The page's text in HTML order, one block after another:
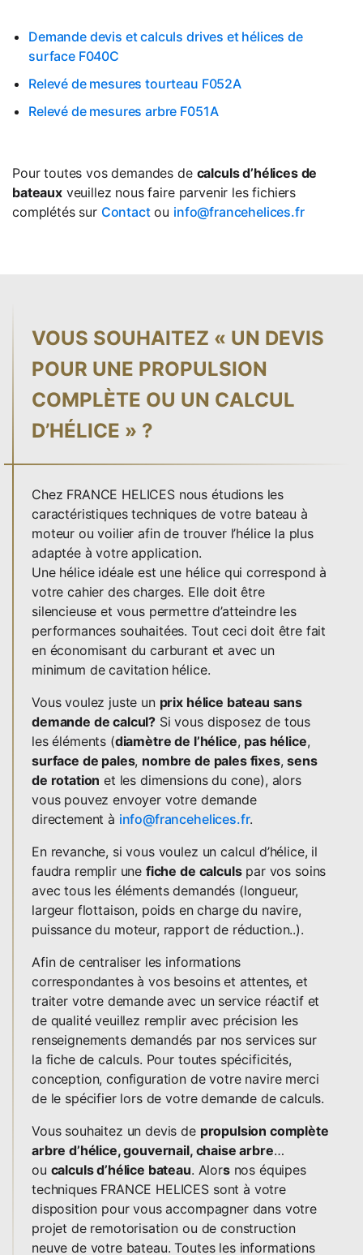
Demande devis et calculs drives et hélices de
surface F040C
Relevé de mesures tourteau F052A
Relevé de mesures arbre F051A
Pour toutes vos demandes de calculs d’hélices de
bateauxveuillez nous faire parvenir les fichiers
complétés sur Contactou info@francehelices.fr
VOUS SOUHAITEZ « UN DEVIS
POUR UNE PROPULSION
COMPLÈTE OU UN CALCUL
D’HÉLICE » ?
Chez FRANCE HELICES nous étudions les
caractéristiques techniques de votre bateau à
moteur ou voilier afin de trouver l’hélice la plus
adaptée à votre application.
Une hélice idéale est une hélice qui correspond à
votre cahier des charges. Elle doit être
silencieuse et vous permettre d’atteindre les
performances souhaitées. Tout ceci doit être fait
en économisant du carburant et avec un
minimum de cavitation hélice.
Vous voulez juste un prix hélice bateau sans
demande de calcul? Si vous disposez de tous
les éléments (diamètre de l’hélice, pas hélice,
surface de pales, nombre de pales fixes,sens
de rotation et les dimensions du cone), alors
vous pouvez envoyer votre demande
directement à info@francehelices.fr.
En revanche, si vous voulez un calcul d’hélice, il
faudra remplir une fiche de calculspar vos soins
avec tous les éléments demandés (longueur,
largeur flottaison, poids en charge du navire,
puissance du moteur, rapport de réduction..).
Afin de centraliser les informations
correspondantes à vos besoins et attentes, et
traiter votre demande avec un service réactif et
de qualité veuillez remplir avec précision les
renseignements demandés par nos services sur
la fiche de calculs. Pour toutes spécificités,
conception, configuration de votre navire merci
de le spécifier lors de votre demande de calculs.
Vous souhaitez un devis de propulsion complète
arbre d’hélice, gouvernail, chaise arbre…
ou calculs d’hélice bateau. Alorsnos équipes
techniques FRANCE HELICES sont à votre
disposition pour vous accompagner dans votre
projet de remotorisation ou de construction
neuve de votre bateau. Toutes les informations